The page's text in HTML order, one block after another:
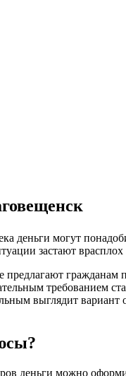
деньги могут
застают
предлагают гражданам
требованием
выглядит вариант
деньги можно